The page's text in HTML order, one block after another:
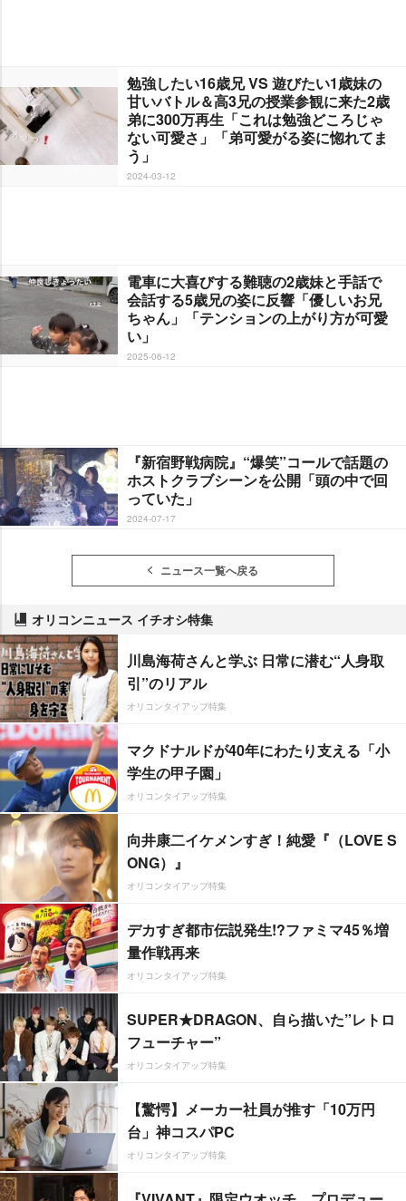
勉強したい16歳兄 VS 遊びたい1歳妹の
甘いバトル＆高3兄の授業参観に来た2歳
弟に300万再生「これは勉強どころじゃ
ない可愛さ」「弟可愛がる姿に惚れてま
う」
2024-03-12
電車に大喜びする難聴の2歳妹と手話で
会話する5歳兄の姿に反響「優しいお兄
ちゃん」「テンションの上がり方が可愛
い」
2025-06-12
『新宿野戦病院』“爆笑”コールで話題の
ホストクラブシーンを公開「頭の中で回
っていた」
2024-07-17
ニュース一覧へ戻る
オリコンニュース イチオシ特集
川島海荷さんと学ぶ 日常に潜む“人身取
引”のリアル
オリコンタイアップ特集
マクドナルドが40年にわたり支える「小
学生の甲子園」
オリコンタイアップ特集
向井康二イケメンすぎ！純愛『（LOVE S
ONG）』
オリコンタイアップ特集
デカすぎ都市伝説発生!?ファミマ45％増
量作戦再来
オリコンタイアップ特集
SUPER★DRAGON、自ら描いた”レトロ
フューチャー”
オリコンタイアップ特集
【驚愕】メーカー社員が推す「10万円
台」神コスパPC
オリコンタイアップ特集